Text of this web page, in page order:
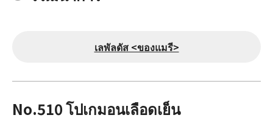
เลพัลดัส <ของแมรี>
No.510 โปเกมอนเลือดเย็น